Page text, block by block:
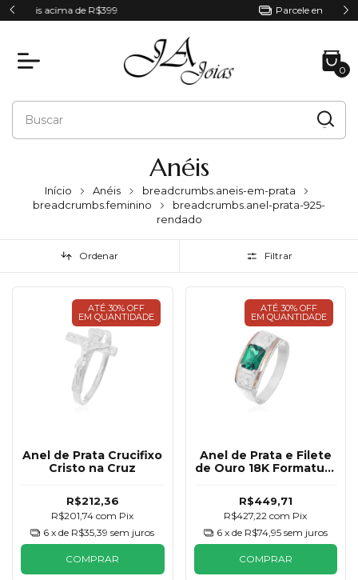
0
Anéis
Início Anéis
breadcrumbs.aneis-em-prata
breadcrumbs.feminino
breadcrumbs.anel-prata-925-
rendado
Ordenar Filtrar
ATÉ 30% OFF
EM QUANTIDADE
Anel de Prata Crucifixo
Cristo na Cruz
R$212,36
R$201,74com Pix
6 x de R$35,39 sem juros
COMPRAR
ATÉ 30% OFF
EM QUANTIDADE
Anel de Prata e Filete
de Ouro 18K Formatura
R$449,71
R$427,22com Pix
6 x de R$74,95 sem juros
COMPRAR